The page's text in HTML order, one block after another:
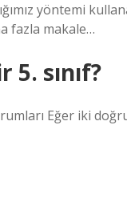
yöntemi
fazla makale…
sınıf?
Eğer iki